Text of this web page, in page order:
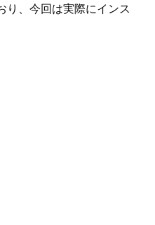
り、今回は実際にインス